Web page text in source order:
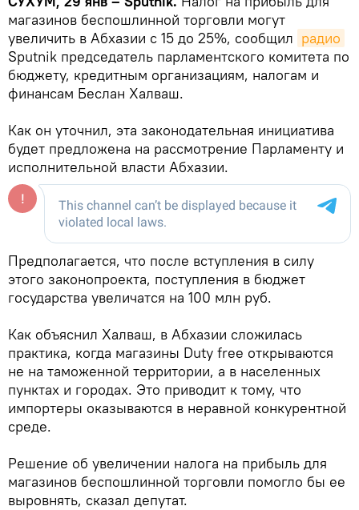
магазинов беспошлинной торговли могут
увеличить в Абхазии с 15 до 25%, сообщил радио
Sputnik председатель парламентского комитета по
бюджету, кредитным организациям, налогам и
финансам Беслан Халваш.
Как он уточнил, эта законодательная инициатива
будет предложена на рассмотрение Парламенту и
исполнительной власти Абхазии.
Предполагается, что после вступления в силу
этого законопроекта, поступления в бюджет
государства увеличатся на 100 млн руб.
Как объяснил Халваш, в Абхазии сложилась
практика, когда магазины Duty free открываются
не на таможенной территории, а в населенных
пунктах и городах. Это приводит к тому, что
импортеры оказываются в неравной конкурентной
среде.
Решение об увеличении налога на прибыль для
магазинов беспошлинной торговли помогло бы ее
выровнять, сказал депутат.